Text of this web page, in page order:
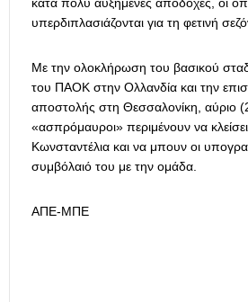
κατά πολύ αυξημένες αποδοχές, οι
υπερδιπλασιάζονται για τη φετινή
Με την ολοκλήρωση του βασικού
του ΠΑΟΚ στην Ολλανδία και την
αποστολής στη Θεσσαλονίκη, αύριο
«ασπρόμαυροι» περιμένουν να
Κωνσταντέλια και να μπουν οι
συμβόλαιό του με την ομάδα.
ΑΠΕ-ΜΠΕ